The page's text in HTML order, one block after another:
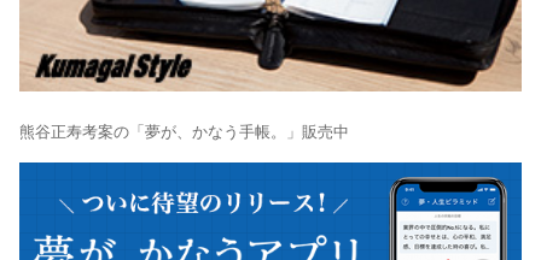
熊谷正寿考案の「夢が、かなう手帳。」販売中